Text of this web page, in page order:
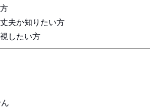
夫か知りたい方
したい方